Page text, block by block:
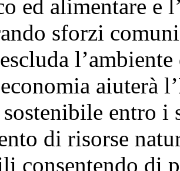
ed alimentare e
sforzi
aiuterà
entro
di risorse
consentendo di